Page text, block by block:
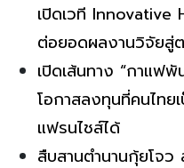
เปิดเวที Innovative
ต่อยอดผลงานวิจัยสู่
เปิดเส้นทาง “กาแฟพั
โอกาสลงทุนที่คนไทย
แฟรนไชส์ได้
สืบสานตำนานกุ้ยโจว